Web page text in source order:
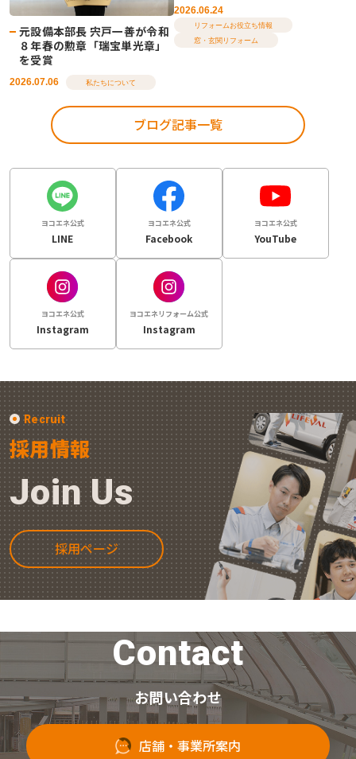
元設備本部長 宍戸一善が令和
８年春の勲章「瑞宝単光章」
を受賞
2026.07.06 私たちについて
2026.06.24
リフォームお役立ち情報
窓・玄関リフォーム
ブログ記事一覧
ヨコエネ公式
LINE
ヨコエネ公式
Facebook
ヨコエネ公式
YouTube
ヨコエネ公式
Instagram
ヨコエネリフォーム公式
Instagram
Recruit
採用情報
Join Us
採用ページ
Contact
お問い合わせ
店舗・事業所案内